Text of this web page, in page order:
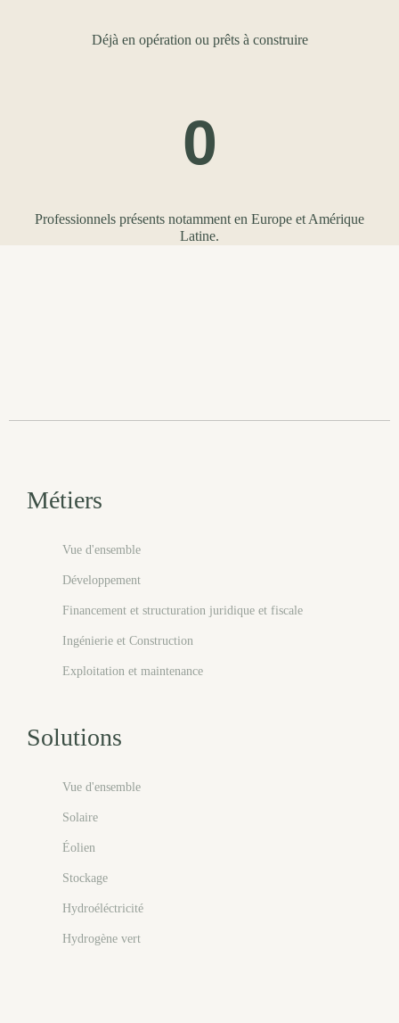
Déjà en opération ou prêts à construire
0
Professionnels présents notamment en Europe et Amérique
Latine.
Solutions
Vue d'ensemble
Solaire
Éolien
Stockage
Hydroéléctricité
Hydrogène vert
Métiers
Vue d'ensemble
Développement
Financement et structuration juridique et fiscale
Ingénierie et Construction
Exploitation et maintenance